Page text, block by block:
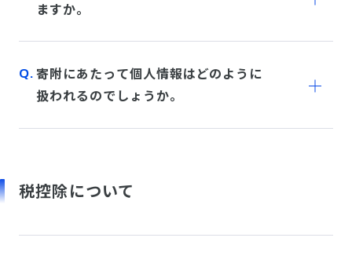
ますか。
寄附にあたって個人情報はどのように
扱われるのでしょうか。
税控除について